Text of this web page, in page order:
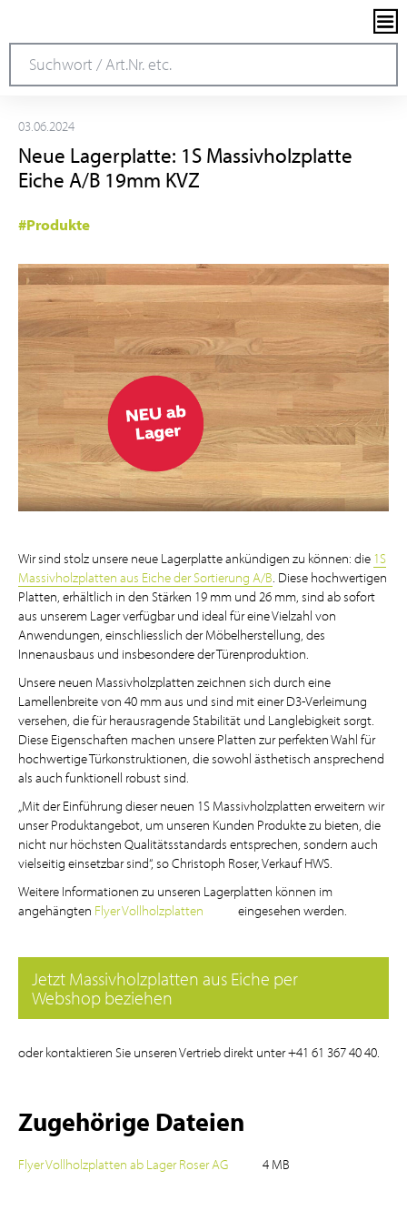
03.06.2024
Neue Lagerplatte: 1S Massivholzplatte
Eiche A/B 19mm KVZ
#Produkte
Wir sind stolz unsere neue Lagerplatte ankündigen zu können: die 1S
Massivholzplatten aus Eiche der Sortierung A/B. Diese hochwertigen
Platten, erhältlich in den Stärken 19 mm und 26 mm, sind ab sofort
aus unserem Lager verfügbar und ideal für eine Vielzahl von
Anwendungen, einschliesslich der Möbelherstellung, des
Innenausbaus und insbesondere der Türenproduktion.
Unsere neuen Massivholzplatten zeichnen sich durch eine
Lamellenbreite von 40 mm aus und sind mit einer D3-Verleimung
versehen, die für herausragende Stabilität und Langlebigkeit sorgt.
Diese Eigenschaften machen unsere Platten zur perfekten Wahl für
hochwertige Türkonstruktionen, die sowohl ästhetisch ansprechend
als auch funktionell robust sind.
„Mit der Einführung dieser neuen 1S Massivholzplatten erweitern wir
unser Produktangebot, um unseren Kunden Produkte zu bieten, die
nicht nur höchsten Qualitätsstandards entsprechen, sondern auch
vielseitig einsetzbar sind“, so Christoph Roser, Verkauf HWS.
Weitere Informationen zu unseren Lagerplatten können im
angehängten Flyer Vollholzplatten eingesehen werden.
Jetzt Massivholzplatten aus Eiche per
Webshop beziehen
oder kontaktieren Sie unseren Vertrieb direkt unter+41 61 367 40 40.
Zugehörige Dateien
Flyer Vollholzplatten ab Lager Roser AG 4 MB